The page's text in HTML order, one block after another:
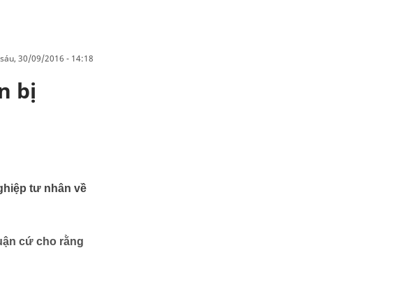
sáu, 30/09/2016 - 14:18
bị
tư nhân về
cứ cho rằng